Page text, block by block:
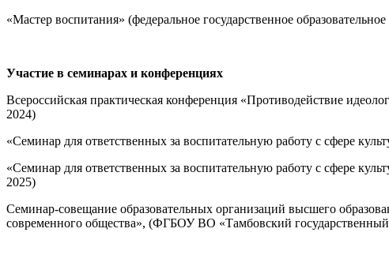
«Мастер воспитания» (федеральное государственное
Участие в семинарах и конференциях
Всероссийская практическая конференция «Противодействие
2024)
«Семинар для ответственных за воспитательную работу с сфере
«Семинар для ответственных за воспитательную работу с сфере
2025)
Семинар-совещание образовательных организаций высшего
современного общества», (ФГБОУ ВО «Тамбовский